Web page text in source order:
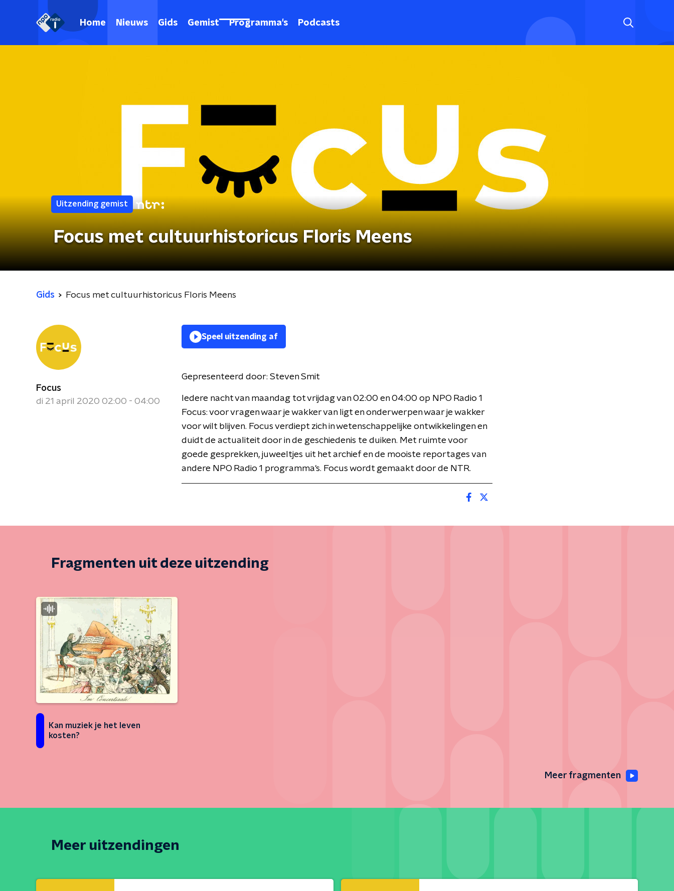
Home Nieuws Gids Gemist Programma's Podcasts
Uitzending gemist
Focus met cultuurhistoricus Floris Meens
Gids Focus met cultuurhistoricus Floris Meens
Focus
di 21 april 2020 02:00 - 04:00
Speel uitzending af
Gepresenteerd door: Steven Smit
Iedere nacht van maandag tot vrijdag van 02:00 en 04:00 op NPO Radio 1
Focus: voor vragen waar je wakker van ligt en onderwerpen waar je wakker
voor wilt blijven. Focus verdiept zich in wetenschappelijke ontwikkelingen en
duidt de actualiteit door in de geschiedenis te duiken. Met ruimte voor
goede gesprekken, juweeltjes uit het archief en de mooiste reportages van
andere NPO Radio 1 programma's. Focus wordt gemaakt door de NTR.
Fragmenten uit deze uitzending
Kan muziek je het leven
kosten?
Meer fragmenten
Meer uitzendingen